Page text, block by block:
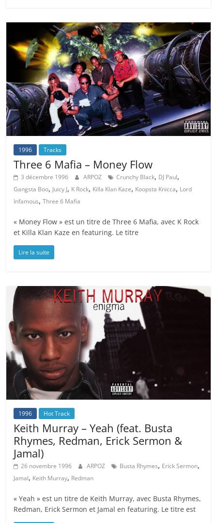
1996 Tracks
Three 6 Mafia – Money Flow
3 décembre 1996 ARPOZ Crunchy Black, DJ Paul,
Gangsta Boo, Juicy J, K Rock, Killa Klan Kaze, Koopsta Knicca, Lord
Infamous,Three 6 Mafia
« Money Flow » est un titre de Three 6 Mafia, avec K Rock
et Killa Klan Kaze en featuring. Le titre
Lire la suite
1996 Hot Track
Keith Murray – Yeah (feat. Busta
Rhymes, Redman, Erick Sermon &
Jamal)
26 novembre 1996 ARPOZ Busta Rhymes, Erick Sermon,
Jamal, Keith Murray, Redman
« Yeah » est un titre de Keith Murray, avec Busta Rhymes,
Redman, Erick Sermon et Jamal en featuring. Le titre est